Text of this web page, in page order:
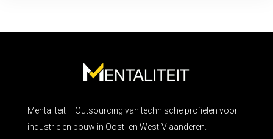
Mentaliteit – Outsourcing van technische profielen voor
industrie en bouw in Oost- en West-Vlaanderen.